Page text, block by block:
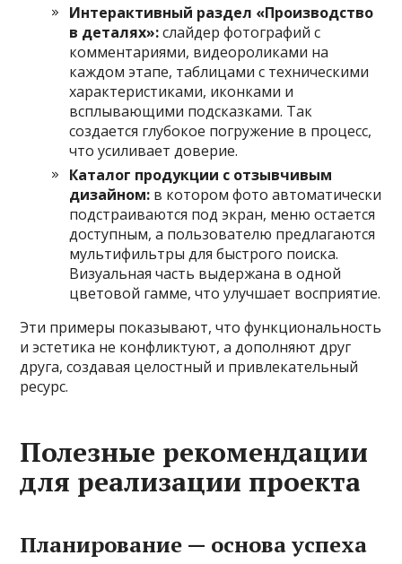
Интерактивный раздел «Производство
в деталях»:слайдер фотографий с
комментариями, видеороликами на
каждом этапе, таблицами с техническими
характеристиками, иконками и
всплывающими подсказками. Так
создается глубокое погружение в процесс,
что усиливает доверие.
Каталог продукции с отзывчивым
дизайном: в котором фото автоматически
подстраиваются под экран, меню остается
доступным, а пользователю предлагаются
мультифильтры для быстрого поиска.
Визуальная часть выдержана в одной
цветовой гамме, что улучшает восприятие.
Эти примеры показывают, что функциональность
и эстетика не конфликтуют, а дополняют друг
друга, создавая целостный и привлекательный
ресурс.
Полезные рекомендации
для реализации проекта
Планирование — основа успеха